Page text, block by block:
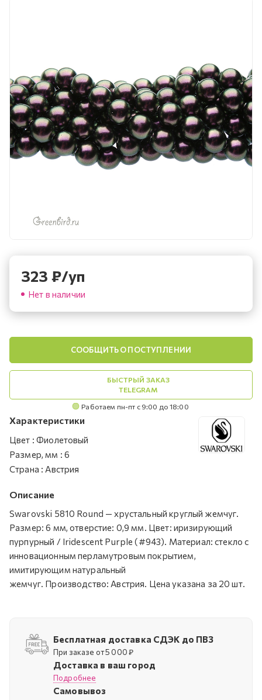
323 ₽/уп
Нет в наличии
СООБЩИТЬ О ПОСТУПЛЕНИИ
БЫСТРЫЙ ЗАКАЗ
TELEGRAM
Работаем пн-пт с 9:00 до 18:00
Характеристики
Цвет : Фиолетовый
Размер, мм : 6
Страна : Австрия
Описание
Swarovski 5810 Round — хрустальный круглый жемчуг.
Размер: 6 мм, отверстие: 0,9 мм. Цвет: иризирующий
пурпурный / Iridescent Purple (#943). Материал: стекло с
инновационным перламутровым покрытием,
имитирующим натуральный
жемчуг. Производство: Австрия. Цена указана за 20 шт.
Бесплатная доставка СДЭК до ПВЗ
При заказе от 5 000 ₽
Доставка в ваш город
Подробнее
Самовывоз